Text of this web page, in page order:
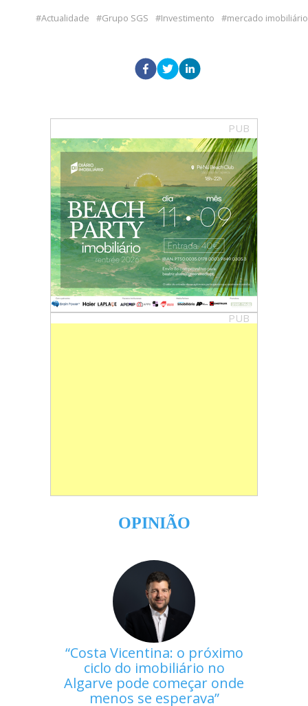
Actualidade Grupo SGS Investimento mercado imobiliário
PUB
PUB
OPINIÃO
Costa Vicentina: o próximo
ciclo do imobiliário no
Algarve pode começar onde
menos se esperava